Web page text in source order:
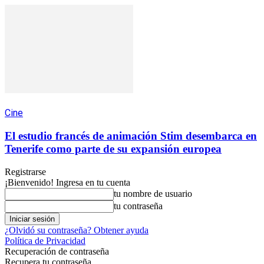
Cine
El estudio francés de animación Stim desembarca en
Tenerife como parte de su expansión europea
Registrarse
¡Bienvenido! Ingresa en tu cuenta
tu nombre de usuario
tu contraseña
¿Olvidó su contraseña? Obtener ayuda
Política de Privacidad
Recuperación de contraseña
Recupera tu contraseña